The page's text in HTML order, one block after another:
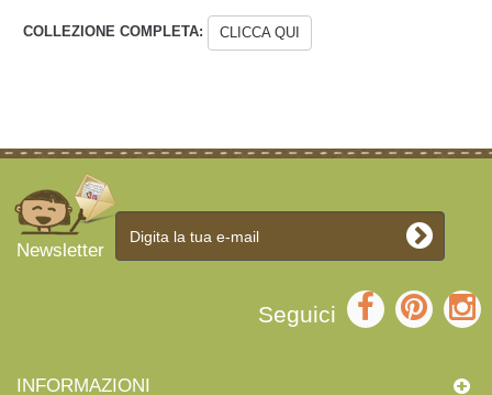
COLLEZIONE COMPLETA: CLICCA QUI
Newsletter
Seguici
INFORMAZIONI